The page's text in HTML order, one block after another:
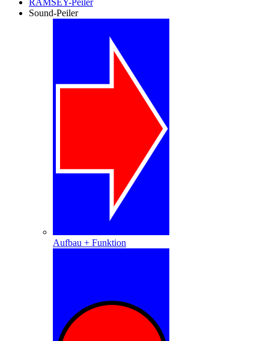
Sound-Peiler
Aufbau + Funktion